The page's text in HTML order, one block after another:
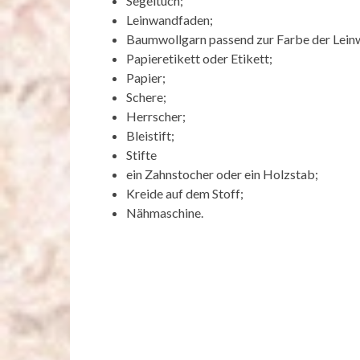
Leinwandfaden;
Baumwollgarn passend zur Farbe der
Papieretikett oder Etikett;
Papier;
Schere;
Herrscher;
Bleistift;
Stifte
ein Zahnstocher oder ein Holzstab;
Kreide auf dem Stoff;
Nähmaschine.